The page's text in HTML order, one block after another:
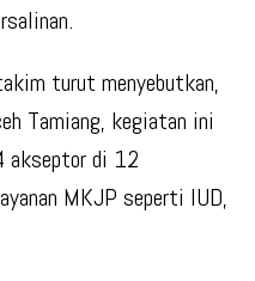
turut menyebutkan,
Tamiang, kegiatan ini
akseptor di 12
MKJP seperti IUD,